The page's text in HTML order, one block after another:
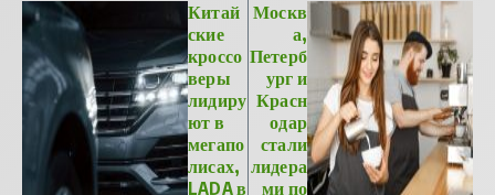
Китай
ские
кроссо
веры
лидиру
ют в
мегапо
лисах,
LADA в
Москв
а,
Петерб
ург и
Красн
одар
стали
лидера
ми по